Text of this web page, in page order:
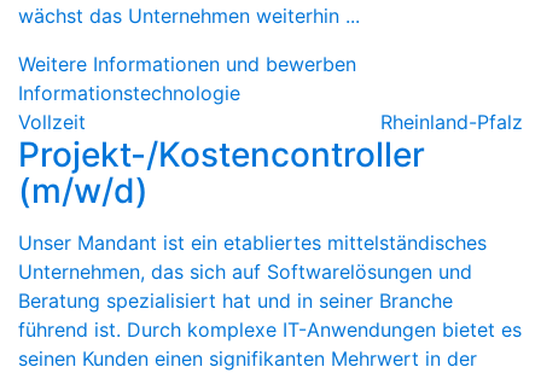
wächst das Unternehmen weiterhin ...
Weitere Informationen und bewerben
Informationstechnologie
Vollzeit
Rheinland-Pfalz
Projekt-/Kostencontroller
(m/w/d)
Unser Mandant ist ein etabliertes mittelständisches
Unternehmen, das sich auf Softwarelösungen und
Beratung spezialisiert hat und in seiner Branche
führend ist. Durch komplexe IT-Anwendungen bietet es
seinen Kunden einen signifikanten Mehrwert in der